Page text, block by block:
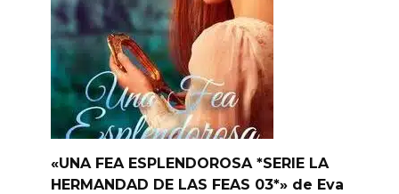
«UNA FEA ESPLENDOROSA *SERIE LA
HERMANDAD DE LAS FEAS 03*» de Eva